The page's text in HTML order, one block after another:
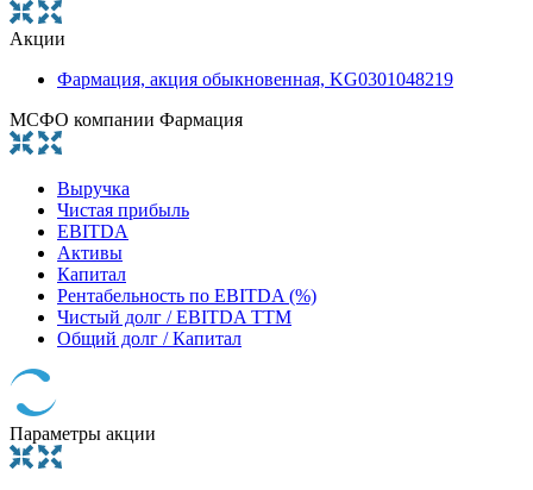
Акции
Фармация, акция обыкновенная, KG0301048219
МСФО компании Фармация
Выручка
Чистая прибыль
EBITDA
Активы
Капитал
Рентабельность по EBITDA (%)
Чистый долг / EBITDA TTM
Общий долг / Капитал
Параметры акции